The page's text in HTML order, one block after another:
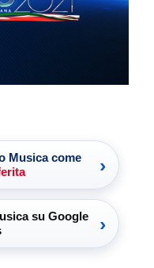
Musica come
›
su Google
›